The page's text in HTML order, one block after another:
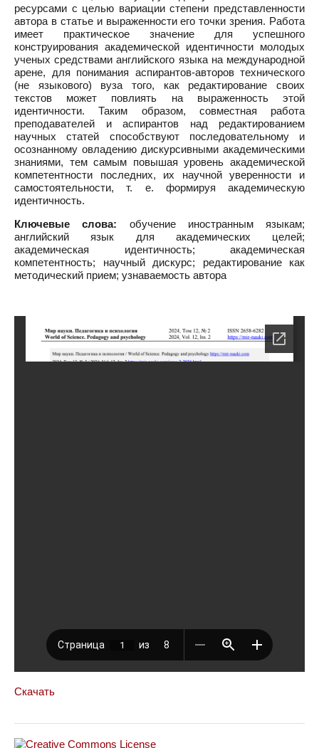
ресурсами с целью вариации степени представленности
автора в статье и выраженности его точки зрения. Работа
имеет практическое значение для успешного
конструирования академической идентичности молодых
ученых средствами английского языка на международной
арене, для понимания аспирантов-авторов технического
(не языкового) вуза того, как редактирование своих
текстов может повлиять на выраженность этой
идентичности. Таким образом, совместная работа
преподавателей и аспирантов над редактированием
научных статей способствуют последовательному и
осознанному овладению дискурсивными академическими
знаниями, тем самым повышая уровень академической
компетентности последних, их научной уверенности и
самостоятельности, т. е. формируя академическую
идентичность.
Ключевые слова: обучение иностранным языкам;
английский язык для академических целей;
академическая идентичность; академическая
компетентность; научный дискурс; редактирование как
методический прием; узнаваемость автора
Скачать